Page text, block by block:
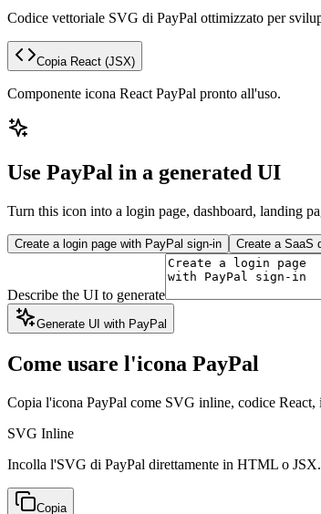
Codice vettoriale SVG di PayPal ottimizzato per
Copia React (JSX)
Componente icona React PayPal pronto all'uso.
Use PayPal in a generated UI
Turn this icon into a login page, dashboard, landing
Create a login page with PayPal sign-in Create a SaaS
Describe the UI to generate
Generate UI with PayPal
Come usare l'icona PayPal
Copia l'icona PayPal come SVG inline, codice
SVG Inline
Incolla l'SVG di PayPal direttamente in HTML o JSX.
Copia